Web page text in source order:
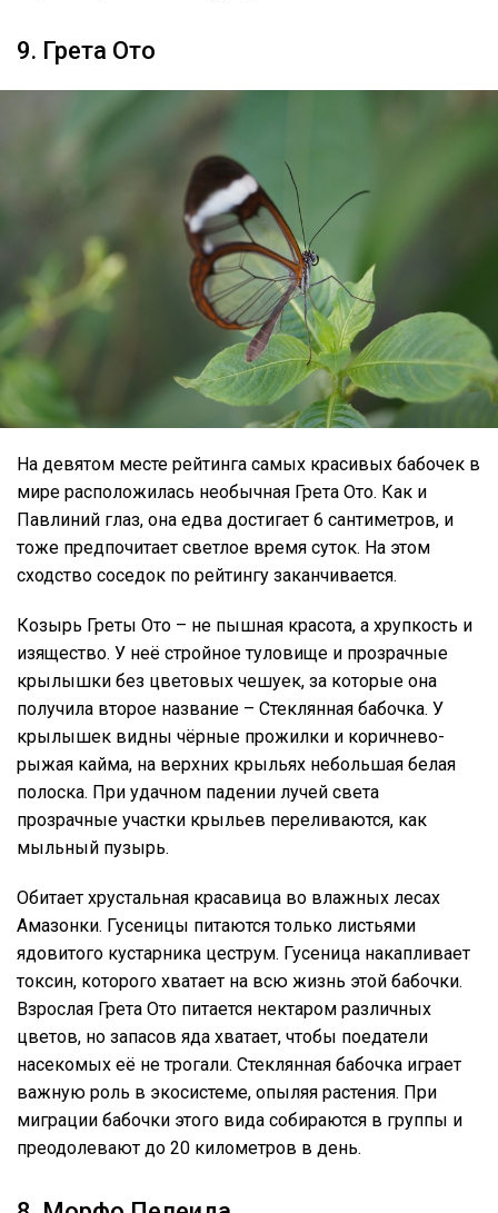
9. Грета Ото
На девятом месте рейтинга самых красивых бабочек в
мире расположилась необычная Грета Ото. Как и
Павлиний глаз, она едва достигает 6 сантиметров, и
тоже предпочитает светлое время суток. На этом
сходство соседок по рейтингу заканчивается.
Козырь Греты Ото – не пышная красота, а хрупкость и
изящество. У неё стройное туловище и прозрачные
крылышки без цветовых чешуек, за которые она
получила второе название – Стеклянная бабочка. У
крылышек видны чёрные прожилки и коричнево-
рыжая кайма, на верхних крыльях небольшая белая
полоска. При удачном падении лучей света
прозрачные участки крыльев переливаются, как
мыльный пузырь.
Обитает хрустальная красавица во влажных лесах
Амазонки. Гусеницы питаются только листьями
ядовитого кустарника цеструм. Гусеница накапливает
токсин, которого хватает на всю жизнь этой бабочки.
Взрослая Грета Ото питается нектаром различных
цветов, но запасов яда хватает, чтобы поедатели
насекомых её не трогали. Стеклянная бабочка играет
важную роль в экосистеме, опыляя растения. При
миграции бабочки этого вида собираются в группы и
преодолевают до 20 километров в день.